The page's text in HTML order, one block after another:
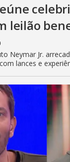
leilão
Neymar Jr.
lances e